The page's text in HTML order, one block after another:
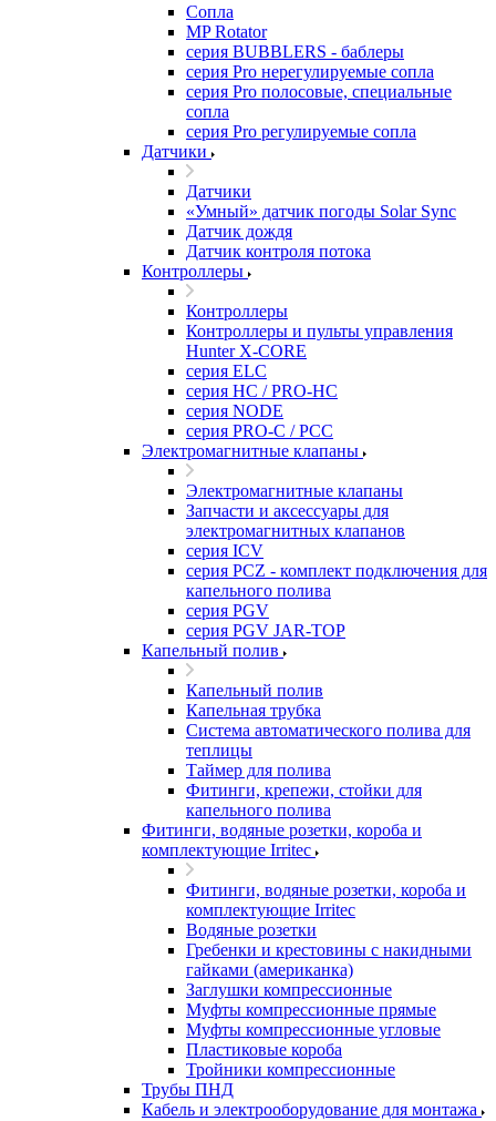
Сопла
MP Rotator
серия BUBBLERS - баблеры
серия Pro нерегулируемые сопла
серия Pro полосовые, специальные
сопла
серия Pro регулируемые сопла
Датчики
Датчики
«Умный» датчик погоды Solar Sync
Датчик дождя
Датчик контроля потока
Контроллеры
Контроллеры
Контроллеры и пульты управления
Hunter X-CORE
серия ELC
серия HC / PRO-HC
серия NODE
серия PRO-C / PCC
Электромагнитные клапаны
Электромагнитные клапаны
Запчасти и аксессуары для
электромагнитных клапанов
серия ICV
серия PCZ - комплект подключения для
капельного полива
серия PGV
серия PGV JAR-TOP
Капельный полив
Капельный полив
Капельная трубка
Система автоматического полива для
теплицы
Таймер для полива
Фитинги, крепежи, стойки для
капельного полива
Фитинги, водяные розетки, короба и
комплектующие Irritec
Фитинги, водяные розетки, короба и
комплектующие Irritec
Водяные розетки
Гребенки и крестовины с накидными
гайками (американка)
Заглушки компрессионные
Муфты компрессионные прямые
Муфты компрессионные угловые
Пластиковые короба
Тройники компрессионные
Трубы ПНД
Кабель и электрооборудование для монтажа